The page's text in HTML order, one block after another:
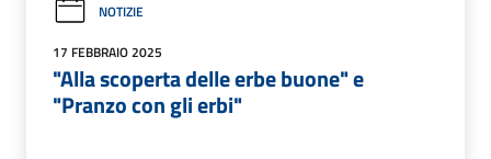
NOTIZIE
17 FEBBRAIO 2025
"Alla scoperta delle erbe buone" e
"Pranzo con gli erbi"